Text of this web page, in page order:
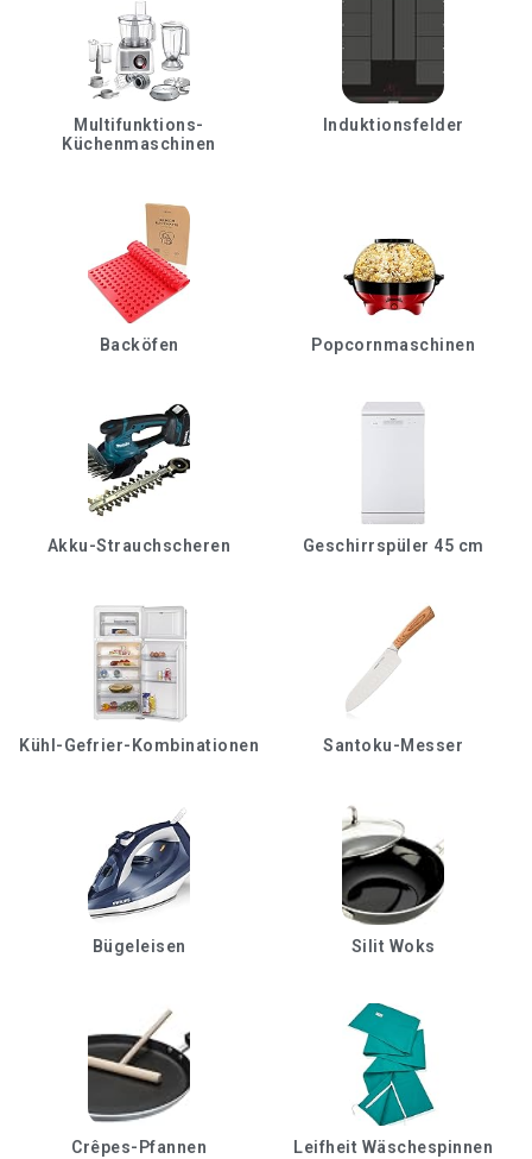
Multifunktions-
Küchenmaschinen
Induktionsfelder
Backöfen Popcornmaschinen
Akku-Strauchscheren Geschirrspüler 45 cm
Kühl-Gefrier-Kombinationen Santoku-Messer
Bügeleisen Silit Woks
Crêpes-Pfannen Leifheit Wäschespinnen